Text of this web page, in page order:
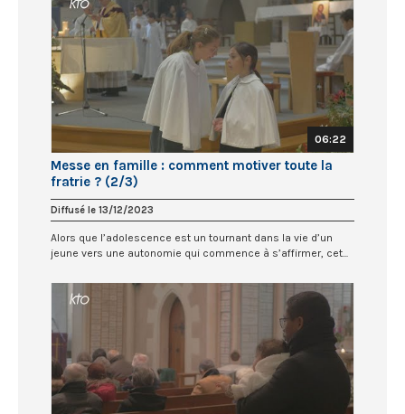
06:22
Messe en famille : comment motiver toute la
fratrie ? (2/3)
Diffusé le 13/12/2023
Alors que l’adolescence est un tournant dans la vie d’un
jeune vers une autonomie qui commence à s’affirmer, cet...